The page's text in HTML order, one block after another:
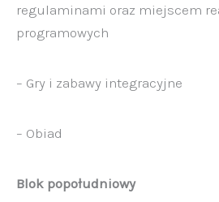
regulaminami oraz miejscem
programowych
– Gry i zabawy integracyjne
– Obiad
Blok popołudniowy